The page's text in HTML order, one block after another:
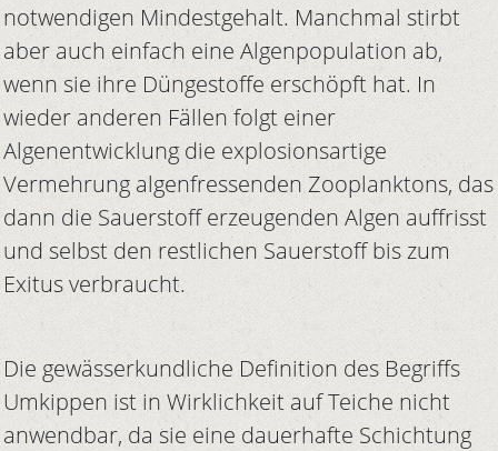
notwendigen Mindestgehalt. Manchmal stirbt
aber auch einfach eine Algenpopulation ab,
wenn sie ihre Düngestoffe erschöpft hat. In
wieder anderen Fällen folgt einer
Algenentwicklung die explosionsartige
Vermehrung algenfressenden Zooplanktons, das
dann die Sauerstoff erzeugenden Algen auffrisst
und selbst den restlichen Sauerstoff bis zum
Exitus verbraucht.
Die gewässerkundliche Definition des Begriffs
Umkippen ist in Wirklichkeit auf Teiche nicht
anwendbar, da sie eine dauerhafte Schichtung